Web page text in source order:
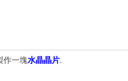
作一塊水晶晶片.